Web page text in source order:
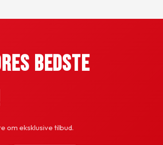
Bedste
om eksklusive tilbud.